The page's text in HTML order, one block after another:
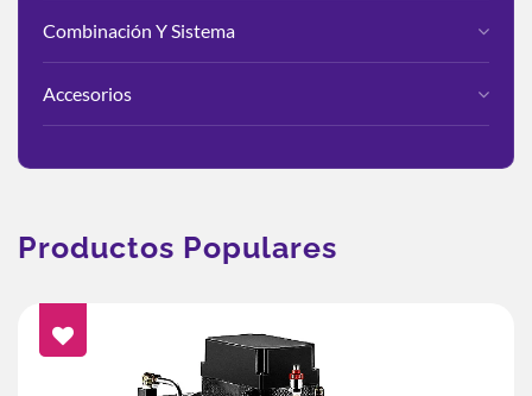
Combinación Y Sistema
Accesorios
Productos Populares